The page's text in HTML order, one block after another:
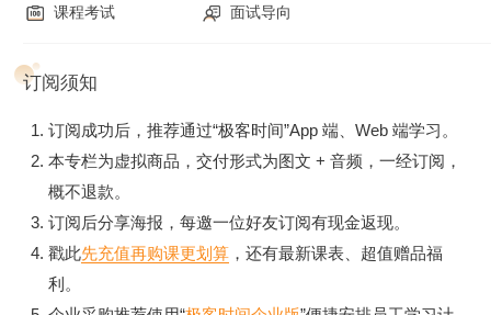
课程考试 面试导向
订阅须知
订阅成功后，推荐通过“极客时间”App 端、Web 端学习。
本专栏为虚拟商品，交付形式为图文 + 音频，一经订阅，
概不退款。
订阅后分享海报，每邀一位好友订阅有现金返现。
戳此先充值再购课更划算 ，还有最新课表、超值赠品福
利。